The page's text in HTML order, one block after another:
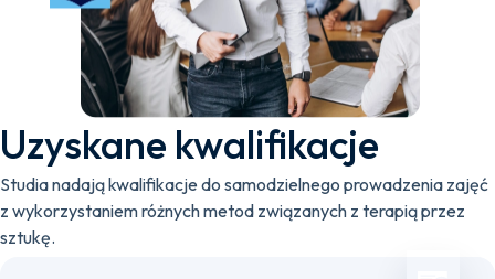
Uzyskane kwalifikacje
Studia nadają kwalifikacje do samodzielnego prowadzenia zajęć
z wykorzystaniem różnych metod związanych z terapią przez
sztukę.